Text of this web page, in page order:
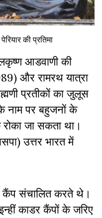
की प्रतिमा
आडवाणी की
और रामरथ यात्रा
प्रतीकों का जुलूस
नाम पर बहुजनों के
जा सकता था।
उत्तर भारत में
कैंप संचालित करते थे।
काडर कैंपों के जरिए